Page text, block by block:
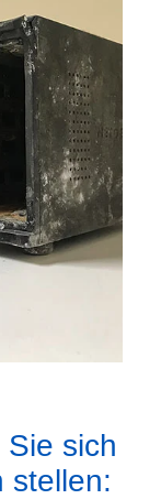
sich
stellen: